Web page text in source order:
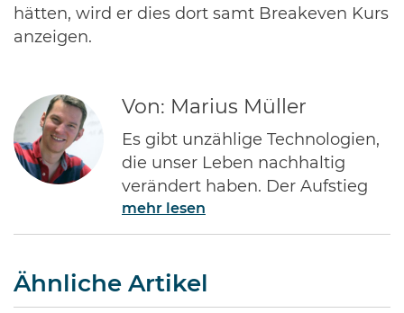
hätten, wird er dies dort samt Breakeven Kurs
anzeigen.
Von: Marius Müller
Es gibt unzählige Technologien,
die unser Leben nachhaltig
verändert haben. Der Aufstieg
des Internets gehört ohne Frage
zu den Bedeutendsten. Namen
Bill Gates von Microsoft dürften
jedem Investor geläufig sein.
mehr lesen
Ähnliche Artikel